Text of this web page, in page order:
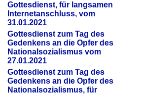
Gottesdienst, für langsamen
Internetanschluss, vom
31.01.2021
Gottesdienst zum Tag des
Gedenkens an die Opfer des
Nationalsozialismus vom
27.01.2021
Gottesdienst zum Tag des
Gedenkens an die Opfer des
Nationalsozialismus, für